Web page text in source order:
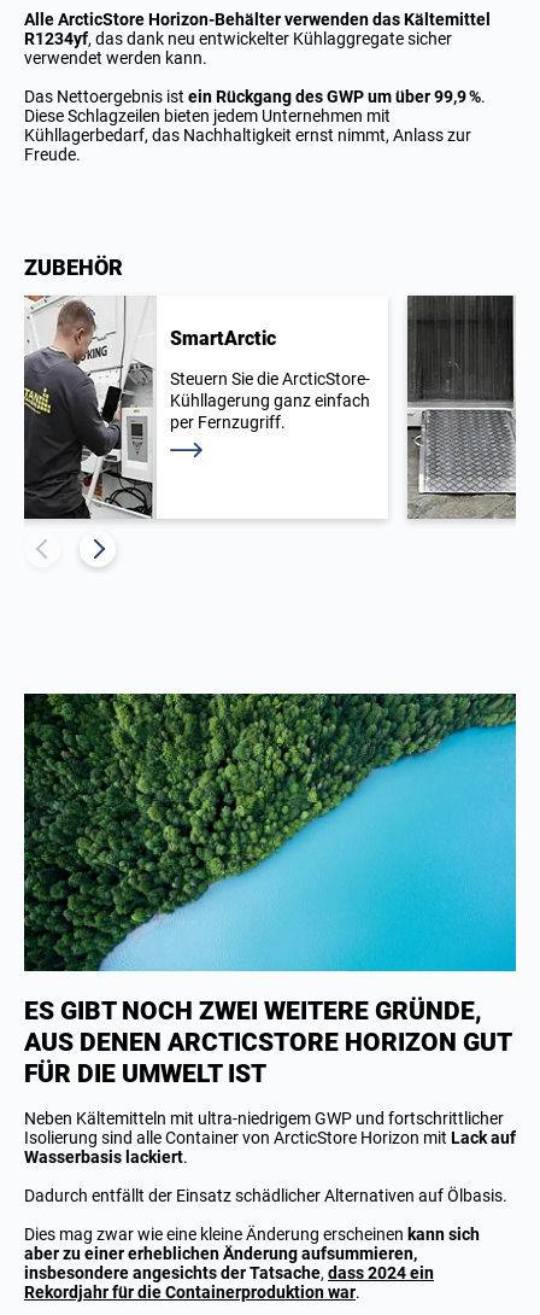
Alle ArcticStore Horizon-Behälter verwenden das Kältemittel
R1234yf, das dank neu entwickelter Kühlaggregate sicher
verwendet werden kann.
Das Nettoergebnis ist ein Rückgang des GWP um über 99,9 %.
Diese Schlagzeilen bieten jedem Unternehmen mit
Kühllagerbedarf, das Nachhaltigkeit ernst nimmt, Anlass zur
Freude.
ZUBEHÖR
SmartArctic
Steuern Sie die ArcticStore-
Kühllagerung ganz einfach
per Fernzugriff.
Weiterlesen
ES GIBT NOCH ZWEI WEITERE GRÜNDE,
AUS DENEN ARCTICSTORE HORIZON GUT
FÜR DIE UMWELT IST
Neben Kältemitteln mit ultra-niedrigem GWP und fortschrittlicher
Isolierung sind alle Container von ArcticStore Horizon mit Lack auf
Wasserbasis lackiert.
Dadurch entfällt der Einsatz schädlicher Alternativen auf Ölbasis.
Dies mag zwar wie eine kleine Änderung erscheinen kann sich
aber zu einer erheblichen Änderung aufsummieren,
insbesondere angesichts der Tatsache, dass 2024 ein
Rekordjahr für die Containerproduktion war.